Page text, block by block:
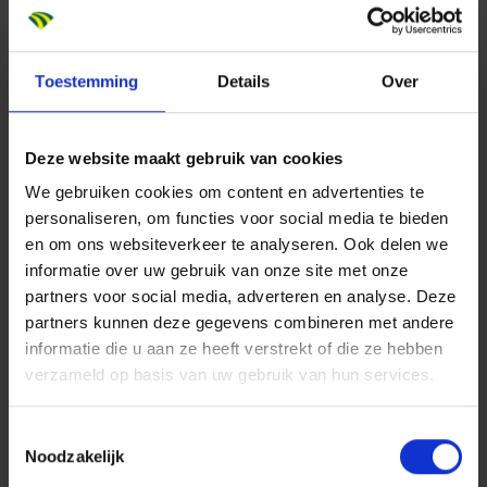
Toestemming Details Over
Deze website maakt gebruik van cookies
We gebruiken cookies om content en advertenties te
personaliseren, om functies voor social media te bieden
en om ons websiteverkeer te analyseren. Ook delen we
informatie over uw gebruik van onze site met onze
partners voor social media, adverteren en analyse. Deze
partners kunnen deze gegevens combineren met andere
informatie die u aan ze heeft verstrekt of die ze hebben
verzameld op basis van uw gebruik van hun services.
Noodzakelijk
Meer dan een brug
Het werk omvat meer dan alleen het vervangen van
de brug. We slopen onder andere de bestaande
Steekterbrug, bouwen een nieuwe vaste brug met
oeverkeringen. Ook slopen en bouwen we de
Kortsteektertunnel opnieuw en passen we de N207
en het onderliggende wegennet van Alphen aan den
Rijn aan.
Illustratie van de nieuwe